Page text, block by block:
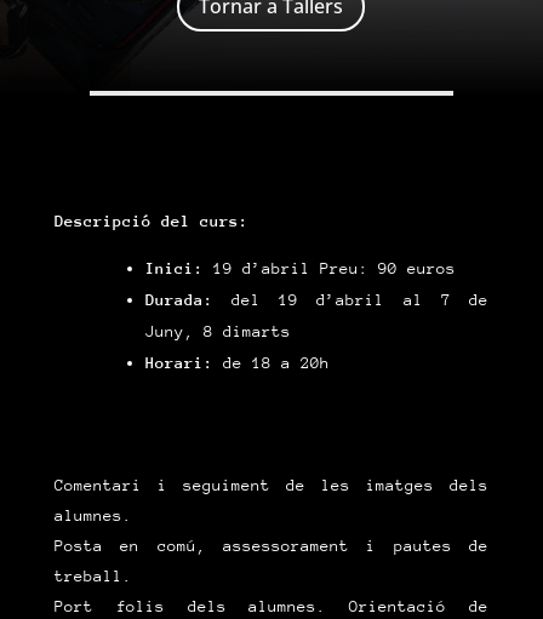
Tornar a Tallers
Descripció del curs:
Inici:
19 d’abril Preu: 90 euros
Durada:
del 19 d’abril al 7 de
Juny, 8 dimarts
Horari:
de 18 a 20h
Comentari i seguiment de les imatges dels
alumnes.
Posta en comú, assessorament i pautes de
treball.
Port folis dels alumnes. Orientació de